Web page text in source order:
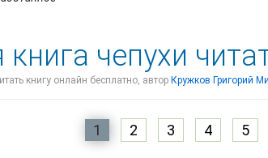
чепухи
книгу онлайн бесплатно, автор Кружков Григорий
1 2 3 4 5